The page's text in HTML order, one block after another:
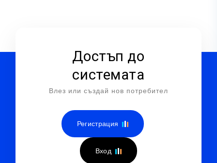
Достъп до
системата
Влез или създай нов потребител
Регистрация
Вход